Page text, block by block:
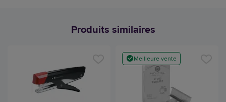
Produits similaires
Meilleure vente